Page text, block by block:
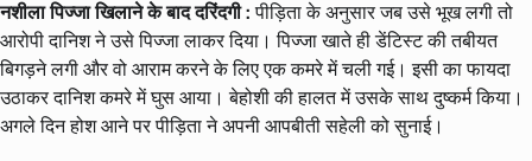
नशीला पिज्जा खिलाने के बाद दरिंदगी :पीड़िता के अनुसार जब उसे भूख लगी तो
आरोपी दानिश ने उसे पिज्जा लाकर दिया। पिज्जा खाते ही डेंटिस्ट की तबीयत
बिगड़ने लगी और वो आराम करने के लिए एक कमरे में चली गई। इसी का फायदा
उठाकर दानिश कमरे में घुस आया। बेहोशी की हालत में उसके साथ दुष्कर्म किया।
अगले दिन होश आने पर पीड़िता ने अपनी आपबीती सहेली को सुनाई।